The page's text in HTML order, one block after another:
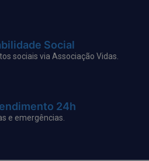
Social
sociais via Associação Vidas.
24h
e emergências.